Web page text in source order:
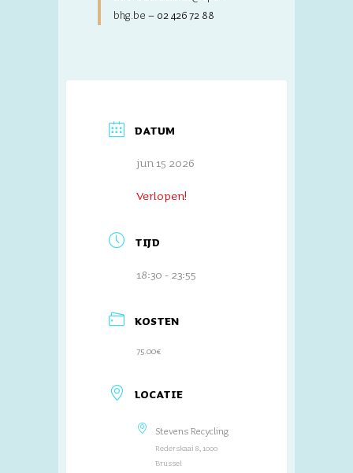
bhg.be – 02 426 72 88
DATUM
jun 15 2026
Verlopen!
TIJD
18:30 - 23:55
KOSTEN
75.00€
LOCATIE
Stevens Recycling
Rederskaai 8, 1000
Brussel